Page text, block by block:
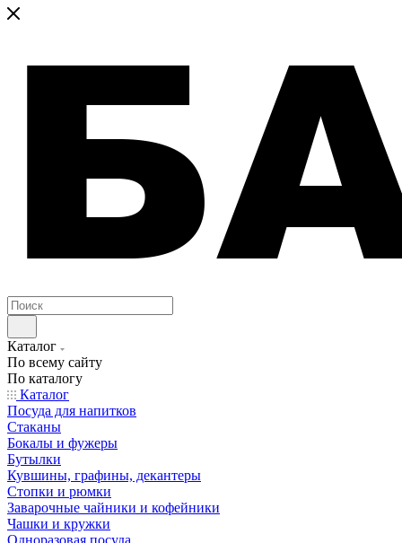
Каталог
По всему сайту
По каталогу
Каталог
Посуда для напитков
Стаканы
Бокалы и фужеры
Бутылки
Кувшины, графины, декантеры
Стопки и рюмки
Заварочные чайники и кофейники
Чашки и кружки
Одноразовая посуда